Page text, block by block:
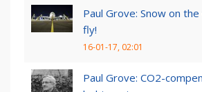
Paul Grove: Snow on
fly!
16-01-17, 02:01
Paul Grove: CO2-